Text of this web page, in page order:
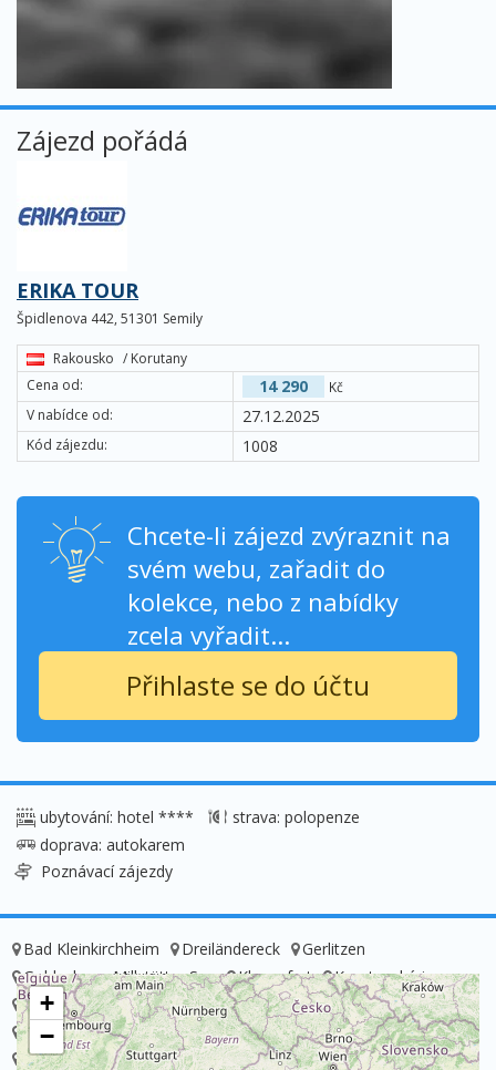
Zájezd pořádá
ERIKA TOUR
Špidlenova 442, 51301 Semily
Rakousko / Korutany
Cena od:
14 290 Kč
V nabídce od: 27.12.2025
Kód zájezdu: 1008
Chcete-li zájezd zvýraznit na
svém webu, zařadit do
kolekce, nebo z nabídky
zcela vyřadit...
Přihlaste se do účtu
ubytování: hotel ****
strava: polopenze
doprava: autokarem
Poznávací zájezdy
Bad Kleinkirchheim Dreiländereck
Gerlitzen
Goldeck am Millstätter See
Klagenfurt
Korutanská jezera
Korutany
Landskron Maltschacher See
Nockberge
Ossiach am See
Ossiachersee Sankt Andrä
Villach
Wörthersee
+
−